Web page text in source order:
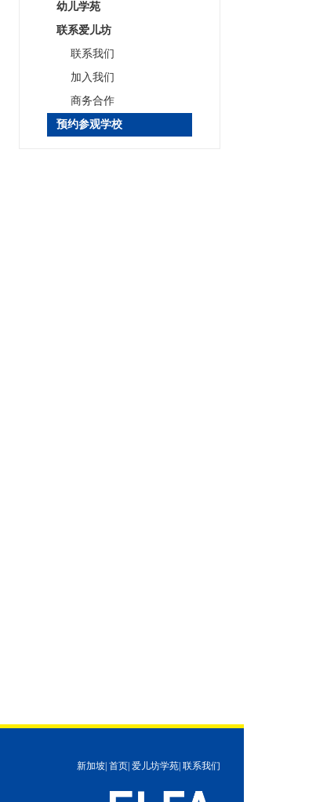
幼儿学苑
联系爱儿坊
联系我们
加入我们
商务合作
预约参观学校
新加坡 首页 爱儿坊学苑 联系我们